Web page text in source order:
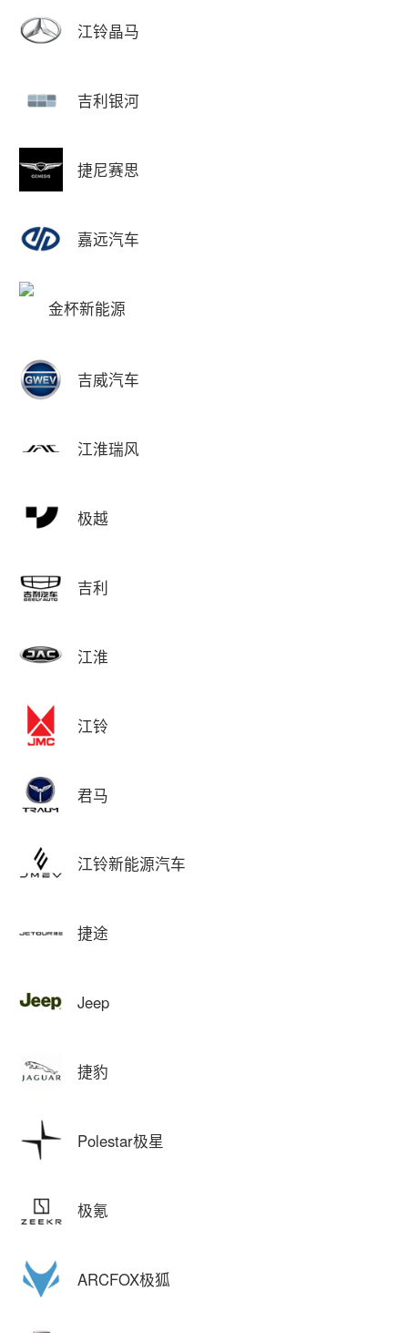
江铃晶马
吉利银河
捷尼赛思
嘉远汽车
金杯新能源
吉威汽车
江淮瑞风
极越
吉利
江淮
江铃
君马
江铃新能源汽车
捷途
Jeep
捷豹
Polestar极星
极氪
ARCFOX极狐